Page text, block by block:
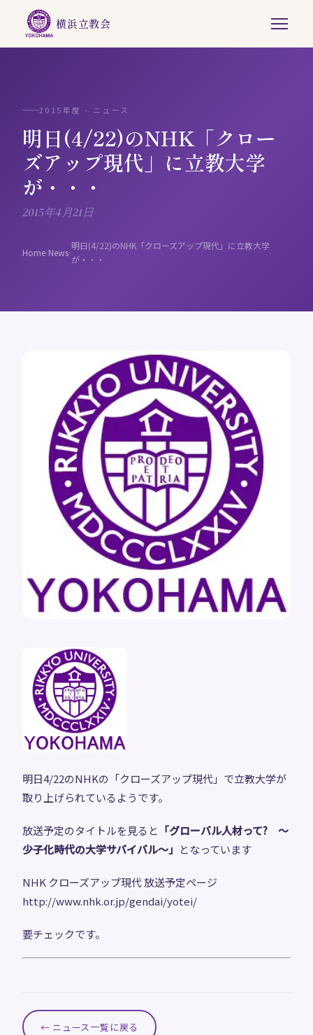
横浜立教会
2015年度 · ニュース
明日(4/22)のNHK「クロー
ズアップ現代」に立教大学
が・・・
2015年4月21日
Home›News›
明日(4/22)のNHK「クローズアップ現代」に立教大学
が・・・
明日4/22のNHKの「クローズアップ現代」で立教大学が
取り上げられているようです。
放送予定のタイトルを見ると 「グローバル人材って? ～
少子化時代の大学サバイバル～」 となっています
NHK クローズアップ現代 放送予定ページ
http://www.nhk.or.jp/gendai/yotei/
要チェックです。
← ニュース一覧に戻る